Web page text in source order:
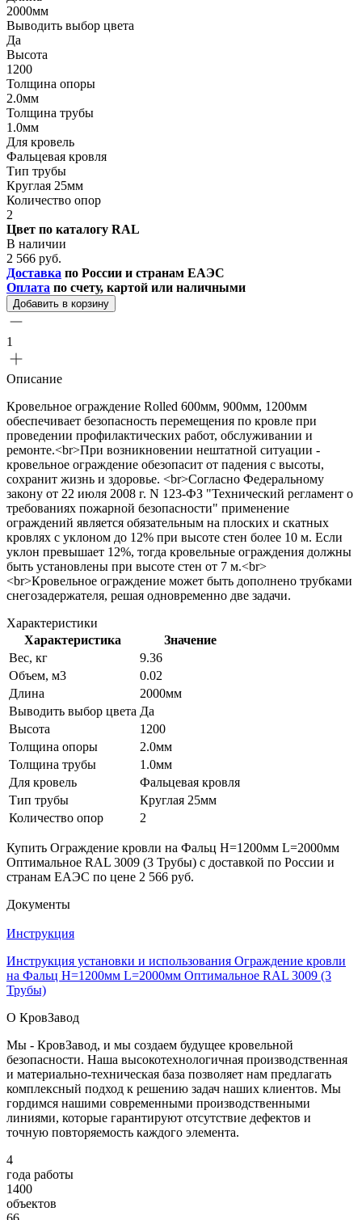
2000мм
Выводить выбор цвета
Да
Высота
1200
Толщина опоры
2.0мм
Толщина трубы
1.0мм
Для кровель
Фальцевая кровля
Тип трубы
Круглая 25мм
Количество опор
2
Цвет по каталогу RAL
В наличии
2 566 руб.
Доставка по России и странам ЕАЭС
Оплата по счету, картой или наличными
Добавить в корзину
1
Описание
Кровельное ограждение Rolled 600мм, 900мм, 1200мм
обеспечивает безопасность перемещения по кровле при
проведении профилактических работ, обслуживании и
ремонте.<br>При возникновении нештатной ситуации -
кровельное ограждение обезопасит от падения с высоты,
сохранит жизнь и здоровье. <br>Согласно Федеральному
закону от 22 июля 2008 г. N 123-ФЗ "Технический регламент о
требованиях пожарной безопасности" применение
ограждений является обязательным на плоских и скатных
кровлях с уклоном до 12% при высоте стен более 10 м. Если
уклон превышает 12%, тогда кровельные ограждения должны
быть установлены при высоте стен от 7 м.<br>
<br>Кровельное ограждение может быть дополнено трубками
снегозадержателя, решая одновременно две задачи.
Характеристики
Характеристика
Значение
Вес, кг
9.36
Объем, м3
0.02
Длина
2000мм
Выводить выбор цвета Да
Высота
1200
Толщина опоры
2.0мм
Толщина трубы
1.0мм
Для кровель
Фальцевая кровля
Тип трубы
Круглая 25мм
Количество опор
2
Купить Ограждение кровли на Фальц H=1200мм L=2000мм
Оптимальное RAL 3009 (3 Трубы) с доставкой по России и
странам ЕАЭС по цене 2 566 руб.
Документы
Инструкция
Инструкция установки и использования Ограждение кровли
на Фальц H=1200мм L=2000мм Оптимальное RAL 3009 (3
Трубы)
О КровЗавод
Мы - КровЗавод, и мы создаем будущее кровельной
безопасности. Наша высокотехнологичная производственная
и материально-техническая база позволяет нам предлагать
комплексный подход к решению задач наших клиентов. Мы
гордимся нашими современными производственными
линиями, которые гарантируют отсутствие дефектов и
точную повторяемость каждого элемента.
4
года работы
1400
объектов